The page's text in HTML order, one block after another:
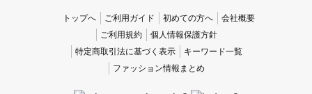
トップへ ご利用ガイド 初めての方へ
会社概要
ご利用規約
個人情報保護方針
特定商取引法に基づく表示
キーワード一覧
ファッション情報まとめ